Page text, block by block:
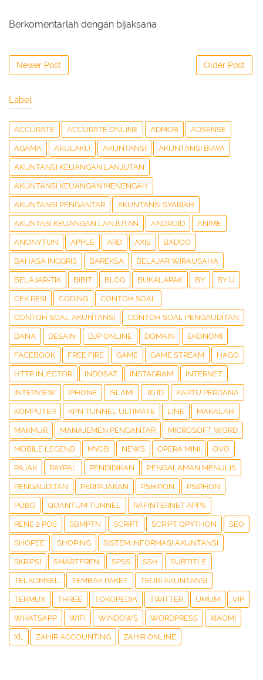
Berkomentarlah dengan bijaksana
Newer Post Older Post
Label
ACCURATE ACCURATE ONLINE ADMOB ADSENSE
AGAMA AKULAKU AKUNTANSI AKUNTANSI BIAYA
AKUNTANSI KEUANGAN LANJUTAN
AKUNTANSI KEUANGAN MENENGAH
AKUNTANSI PENGANTAR AKUNTANSI SYARIAH
AKUNTASI KEUANGAN LANJUTAN ANDROID ANIME
ANONYTUN APPLE ARD AXIS BADOO
BAHASA INGGRIS BAREKSA BELAJAR WIRAUSAHA
BELAJAR-TIK BIBIT BLOG BUKALAPAK BY BY U
CEK RESI CODING CONTOH SOAL
CONTOH SOAL AKUNTANSI CONTOH SOAL PENGAUDITAN
DANA DESAIN DJP ONLINE DOMAIN EKONOMI
FACEBOOK FREE FIRE GAME GAME STREAM HAGO
HTTP INJECTOR INDOSAT INSTAGRAM INTERNET
INTERVIEW IPHONE ISLAMI JD ID KARTU PERDANA
KOMPUTER KPN TUNNEL ULTIMATE LINE MAKALAH
MAKMUR MANAJEMEN PENGANTAR MICROSOFT WORD
MOBILE LEGEND MYOB NEWS OPERA MINI OVO
PAJAK PAYPAL PENDIDIKAN PENGALAMAN MENULIS
PENGAUDITAN PERPAJAKAN PSHIPON PSIPHON
PUBG QUANTUM TUNNEL RAFINTERNET APPS
RENE 2 POS SBMPTN SCRIPT SCRIPT QPYTHON SEO
SHOPEE SHOPING SISTEM INFORMASI AKUNTANSI
SKRIPSI SMARTFREN SPSS SSH SUBTITLE
TELKOMSEL TEMBAK PAKET TEORI AKUNTANSI
TERMUX THREE TOKOPEDIA TWITTER UMUM VIP
WHATSAPP WIFI WINDOWS WORDPRESS XIAOMI
XL ZAHIR ACCOUNTING ZAHIR ONLINE